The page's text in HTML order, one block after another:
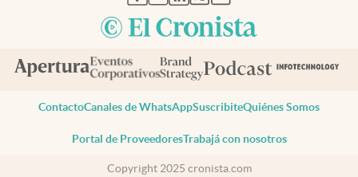
ContactoCanales de WhatsAppSuscribiteQuiénes Somos
Portal de ProveedoresTrabajá con nosotros
Copyright 2025 cronista.com